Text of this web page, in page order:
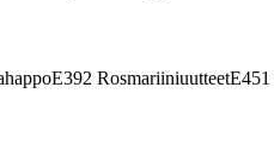
E392 RosmariiniuutteetE451